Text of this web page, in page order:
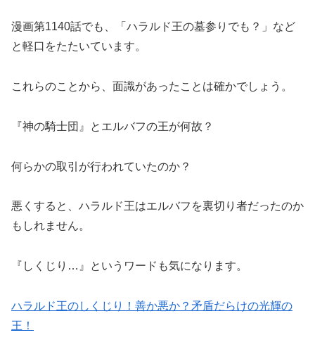
漫画第1140話でも、「ハラルド王の墓参りでも？」など
と軽口をたたいています。
これらのことから、面識があったことは確かでしょう。
『神の騎士団』とエルバフの王が何故？
何らかの取引が行われていたのか？
悪くすると、ハラルド王はエルバフを裏切り者だったのか
もしれません。
『しくじり…』というワードも気になります。
ハラルド王のしくじり！善か悪か？矛盾だらけの光輝の
王！